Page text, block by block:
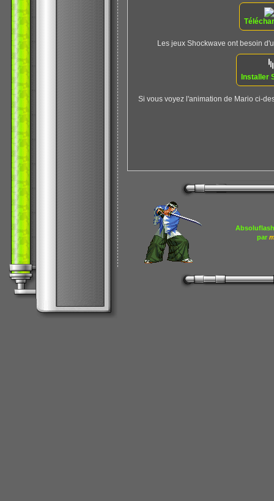
Les jeux Shockwave ont besoin
Installer
Si vous voyez l'animation de Mario ci-
par